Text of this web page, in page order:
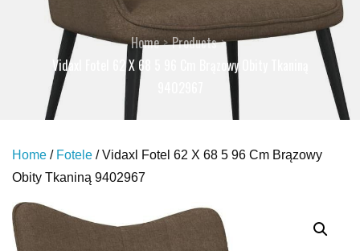
Home
Products
Vidaxl Fotel 62 X 68 5 96 Cm Brązowy Obity Tkaniną
Home / Fotele / Vidaxl Fotel 62 X 68 5 96 Cm Brązowy
Obity Tkaniną 9402967